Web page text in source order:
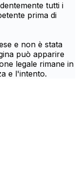
tutti i
prima di
e non è stata
può apparire
legale rimane in
e l'intento.